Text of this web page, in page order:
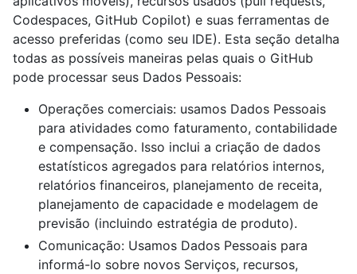
Codespaces, GitHub Copilot) e suas ferramentas de
acesso preferidas (como seu IDE). Esta seção detalha
todas as possíveis maneiras pelas quais o GitHub
pode processar seus Dados Pessoais:
Operações comerciais: usamos Dados Pessoais
para atividades como faturamento, contabilidade
e compensação. Isso inclui a criação de dados
estatísticos agregados para relatórios internos,
relatórios financeiros, planejamento de receita,
planejamento de capacidade e modelagem de
previsão (incluindo estratégia de produto).
Comunicação: Usamos Dados Pessoais para
informá-lo sobre novos Serviços, recursos,